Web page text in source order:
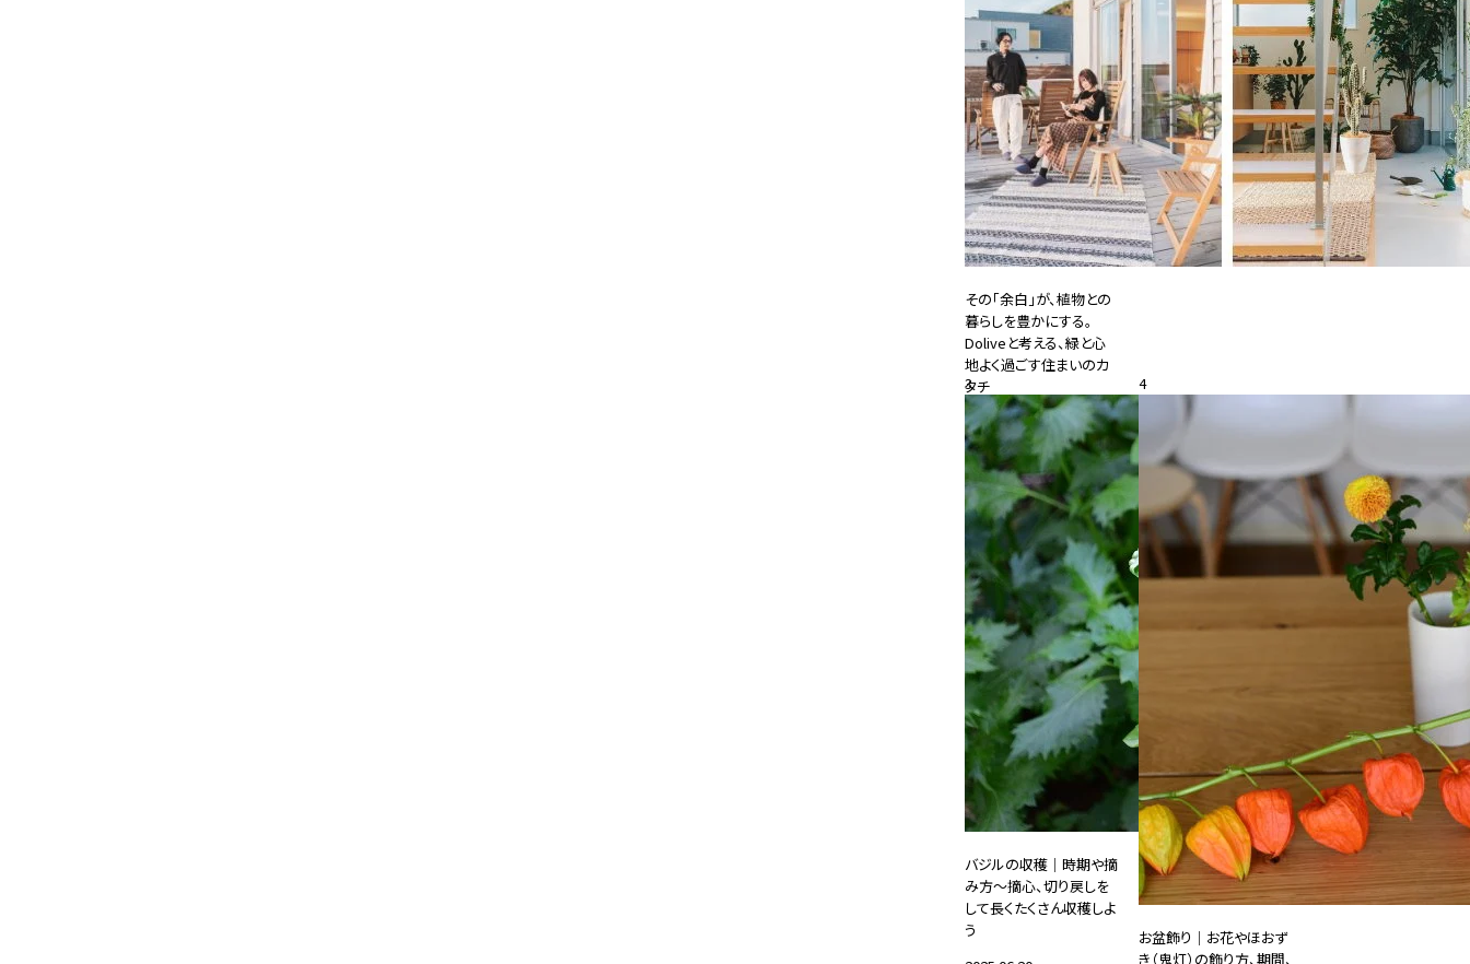
その「余白」が、植物との
暮らしを豊かにする。
Doliveと考える、緑と心
地よく過ごす住まいのカ
タチ
2026.08.05
#特集
3
バジルの収穫｜時期や摘
み方～摘心、切り戻しを
して長くたくさん収穫しよ
う
4
お盆飾り｜お花やほおず
き（鬼灯）の飾り方、期間、